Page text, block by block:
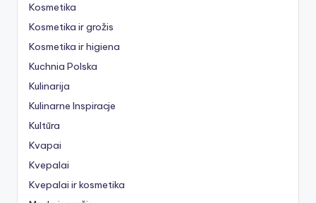
Kosmetika
Kosmetika ir grožis
Kosmetika ir higiena
Kuchnia Polska
Kulinarija
Kulinarne Inspiracje
Kultūra
Kvapai
Kvepalai
Kvepalai ir kosmetika